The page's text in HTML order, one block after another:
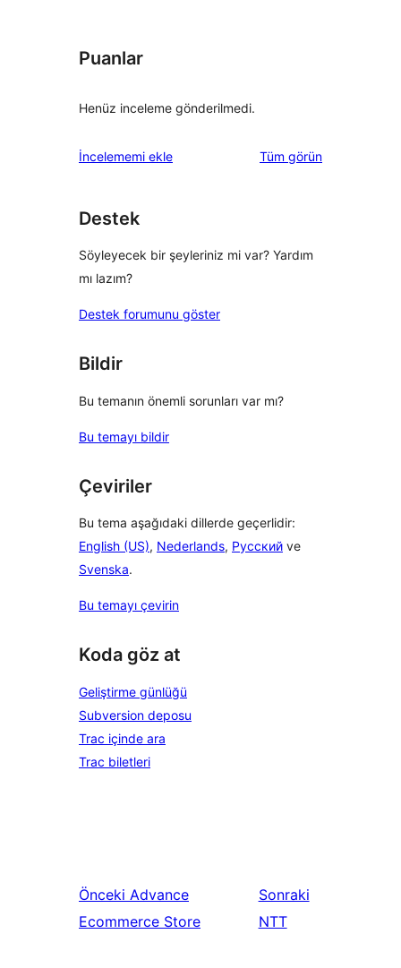
Puanlar
Henüz inceleme gönderilmedi.
İncelememi ekle Tüm değerlendirmeleri
görün
Destek
Söyleyecek bir şeyleriniz mi var? Yardım
mı lazım?
Destek forumunu göster
Bildir
Bu temanın önemli sorunları var mı?
Bu temayı bildir
Çeviriler
Bu tema aşağıdaki dillerde geçerlidir:
English (US), Nederlands, Русский ve
Svenska.
Bu temayı çevirin
Koda göz at
Geliştirme günlüğü
Subversion deposu
Trac içinde ara
Trac biletleri
Önceki Advance
Ecommerce Store
Sonraki
NTT